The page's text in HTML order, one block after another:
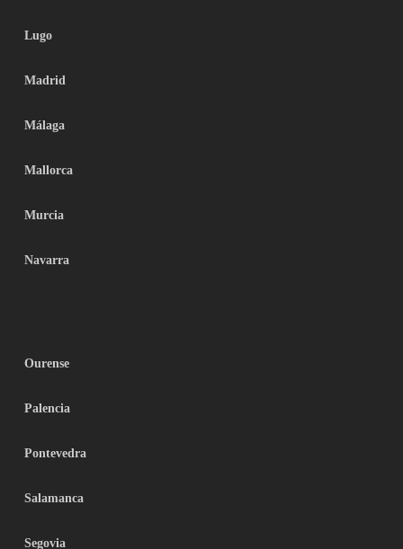
Lugo
Madrid
Málaga
Mallorca
Murcia
Navarra
Ourense
Palencia
Pontevedra
Salamanca
Segovia